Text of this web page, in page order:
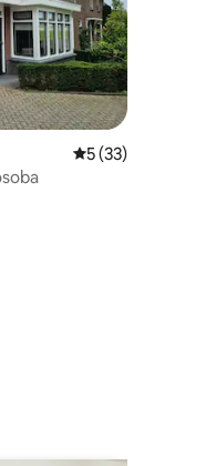
Prosječna ocjena:
5 (33)